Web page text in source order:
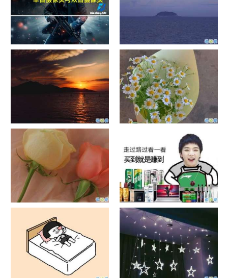
单目摄像头与双目摄像头
晚安励志语录带图片 晚安心语
励志鸡汤
日出文案温柔句子 看日出的微
信说说配图
晒风景照的唯美说说配图 适合
发风景的朋友圈文案
官宣恋爱的说说配图 官宣句子
抖音摆地摊文案 摆地摊的搞笑
说说带图片